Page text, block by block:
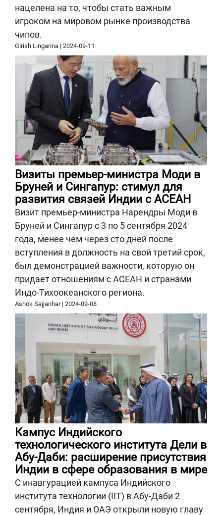
нацелена на то, чтобы стать важным
игроком на мировом рынке производства
чипов.
Girish Linganna| 2024-09-11
Визиты премьер-министра Моди в
Бруней и Сингапур: стимул для
развития связей Индии с АСЕАН
Визит премьер-министра Нарендры Моди в
Бруней и Сингапур с 3 по 5 сентября 2024
года, менее чем через сто дней после
вступления в должность на свой третий срок,
был демонстрацией важности, которую он
придает отношениям с АСЕАН и странами
Индо-Тихоокеанского региона.
Ashok Sajjanhar| 2024-09-08
Кампус Индийского
технологического института Дели в
Абу-Даби: расширение присутствия
Индии в сфере образования в мире
С инавгурацией кампуса Индийского
института технологии (IIT) в Абу-Даби 2
сентября, Индия и ОАЭ открыли новую главу